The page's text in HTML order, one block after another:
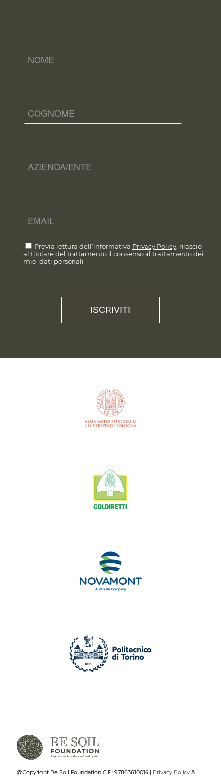
Previa lettura dell’informativa Privacy Policy, rilascio
al titolare del trattamento il consenso al trattamento dei
miei dati personali
@Copyright Re Soil Foundation C.F.: 97863610016 | Privacy Policy&